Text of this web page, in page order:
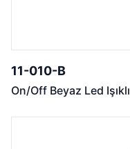
11-010-B
On/Off Beyaz Led